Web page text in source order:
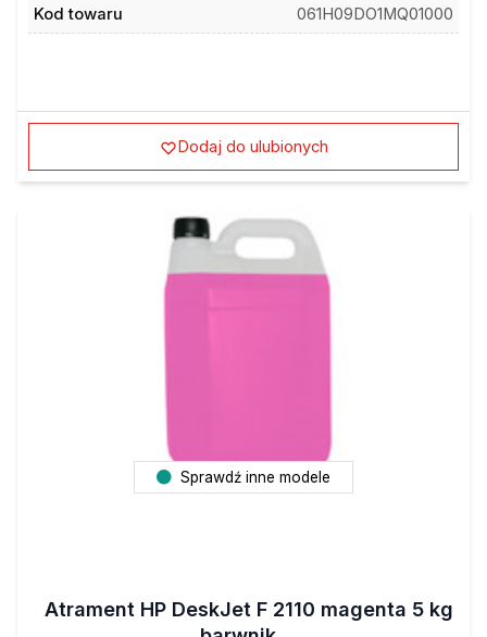
Kod towaru
061H09DO1MQ01000
Dodaj do ulubionych
Sprawdź inne modele
Atrament HP DeskJet F 2110 magenta 5 kg